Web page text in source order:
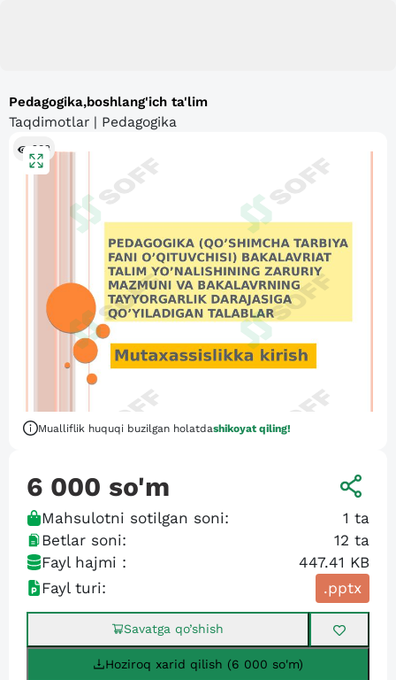
Pedagogika,boshlang'ich ta'lim
Taqdimotlar | Pedagogika
283
Mualliflik huquqi buzilgan holatdashikoyat qiling!
6 000 so'm
Mahsulotni sotilgan soni: 1 ta
Betlar soni:
12 ta
Fayl hajmi :
447.41 KB
Fayl turi:
.pptx
Savatga qo’shish
Hoziroq xarid qilish (6 000 so'm)